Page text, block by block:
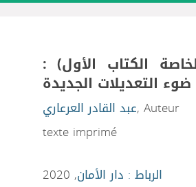
الكتاب الأول) :
التعديلات الجديدة
عبد القادر العرعاري, Auteur
texte imprimé
الرباط : دار الأمان, 2020